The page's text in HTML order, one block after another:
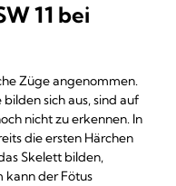
11 bei
Züge angenommen.
sich aus, sind auf
nicht zu erkennen. In
die ersten Härchen
Skelett bilden,
kann der Fötus